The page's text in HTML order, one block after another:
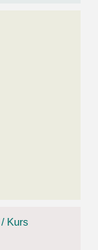
Kurs